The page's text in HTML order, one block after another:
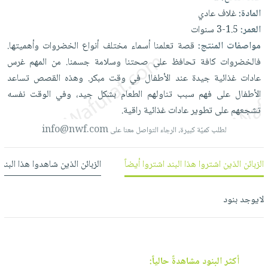
العناية
بالأسنان
الحمية
والتغذية
أدوات
المائدة
الأوعية
والتخزين
أدوات
المطبخ
الأكثر
مبيعاً
العودة
للمدارس
اكسسوارات
كتب
اكسسوارات
اكسسوارات
ملابس
حقائب
حلي
بالذات
شحن
مجاني
بنود
مختارة
اشتراكات
كل
الاشتراكات
صندوق
القراءة
iKitab
بلا
حدود
بحث
متقدم
نيل
وفرات
عن
الشركة
حسابك
المادة:غلاف عادي
العمر:1.5-3 سنوات
مواصفات المنتج: قصة تعلمناأسماء مختلفأنواع الخضروات وأهميتها.
فالخضرواتكافةتحافظ على صحتنا وسلامةجسمنا. من المهمغرس
عادات غذائيةجيدةعند الأطفال في وقت مبكر. وهذه القصصتساعد
الأطفال على فهم سببتناولهم الطعامبشكلجيد، وفي الوقتنفسه
تشجعهمعلىتطويرعاداتغذائية راقية.
لطلب كميّة كبيرة، الرجاء التواصل معنا علىinfo@nwf.com
الزبائن الذين اشتروا هذا البند اشتروا أيضاً الزبائن الذين شاهدوا هذا
لايوجد بنود
أكثر البنود مشاهدةً حالياً: